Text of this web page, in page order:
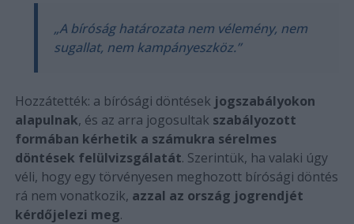
„A bíróság határozata nem vélemény, nem
sugallat, nem kampányeszköz.”
Hozzátették: a bírósági döntések jogszabályokon
alapulnak, és az arra jogosultak szabályozott
formában kérhetik a számukra sérelmes
döntések felülvizsgálatát. Szerintük, ha valaki úgy
véli, hogy egy törvényesen meghozott bírósági döntés
rá nem vonatkozik, azzal az ország jogrendjét
kérdőjelezi meg.